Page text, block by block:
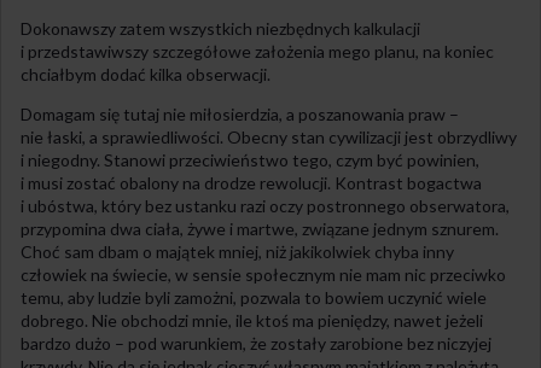
Dokonawszy zatem wszystkich niezbędnych kalkulacji
i przedstawiwszy szczegółowe założenia mego planu, na koniec
chciałbym dodać kilka obserwacji.
Domagam się tutaj nie miłosierdzia, a poszanowania praw –
nie łaski, a sprawiedliwości. Obecny stan cywilizacji jest obrzydliwy
i niegodny. Stanowi przeciwieństwo tego, czym być powinien,
i musi zostać obalony na drodze rewolucji. Kontrast bogactwa
i ubóstwa, który bez ustanku razi oczy postronnego obserwatora,
przypomina dwa ciała, żywe i martwe, związane jednym sznurem.
Choć sam dbam o majątek mniej, niż jakikolwiek chyba inny
człowiek na świecie, w sensie społecznym nie mam nic przeciwko
temu, aby ludzie byli zamożni, pozwala to bowiem uczynić wiele
dobrego. Nie obchodzi mnie, ile ktoś ma pieniędzy, nawet jeżeli
bardzo dużo – pod warunkiem, że zostały zarobione bez niczyjej